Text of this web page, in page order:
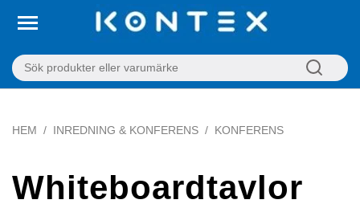
HEM INREDNING & KONFERENS KONFERENS
Whiteboardtavlor